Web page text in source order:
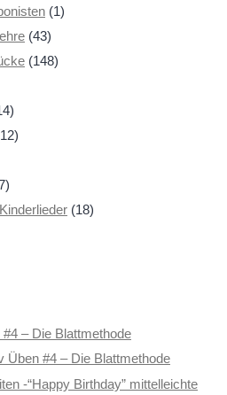
(1)
(43)
(148)
(18)
– Die Blattmethode
Üben #4 – Die Blattmethode
-“Happy Birthday” mittelleichte